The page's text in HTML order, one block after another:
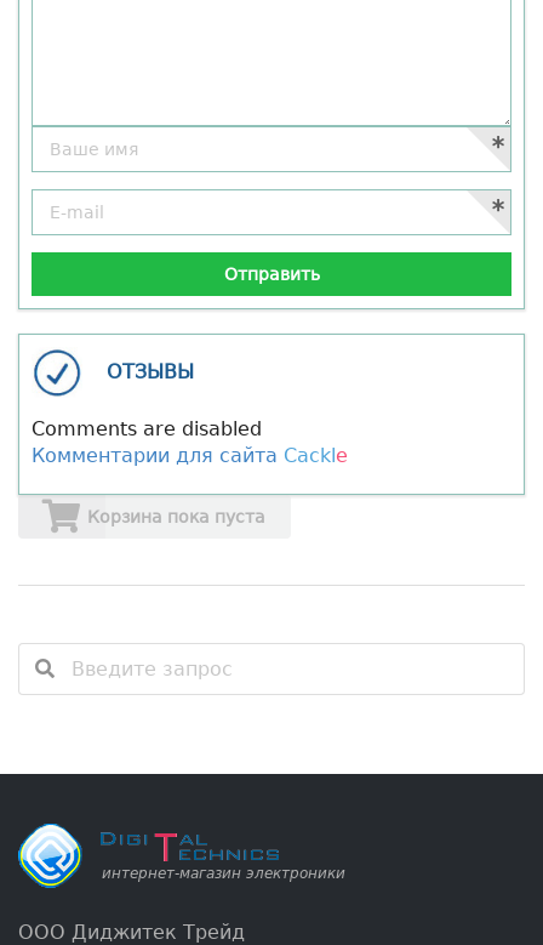
ОТЗЫВЫ
Comments are disabled
Комментарии для сайта Cackle
Корзина пока пуста
ООО Диджитек Трейд